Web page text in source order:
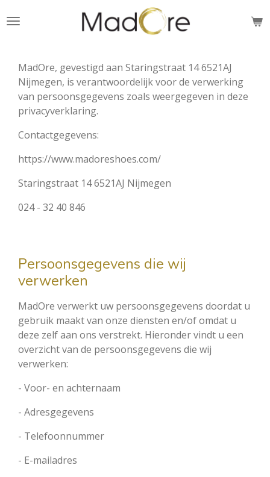
direct
hoofdinhoud
MadOre, gevestigd aan Staringstraat 14 6521AJ
Nijmegen, is verantwoordelijk voor de verwerking
van persoonsgegevens zoals weergegeven in deze
privacyverklaring.
Contactgegevens:
https://www.madoreshoes.com/
Staringstraat 14 6521AJ Nijmegen
024 - 32 40 846
Persoonsgegevens die wij
verwerken
MadOre verwerkt uw persoonsgegevens doordat u
gebruik maakt van onze diensten en/of omdat u
deze zelf aan ons verstrekt. Hieronder vindt u een
overzicht van de persoonsgegevens die wij
verwerken:
- Voor- en achternaam
- Adresgegevens
- Telefoonnummer
- E-mailadres